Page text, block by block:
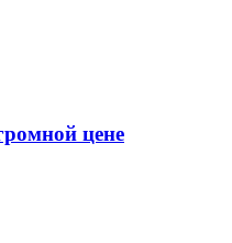
цене